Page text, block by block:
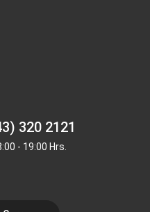
320 2121
- 19:00 Hrs.